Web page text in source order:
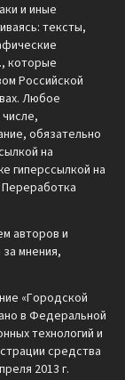
и иные
тексты,
которые
Российской
Любое
обязательно
на
гиперссылкой на
авторов и
мнения,
«Городской
в Федеральной
технологий и
средства
2013 г.